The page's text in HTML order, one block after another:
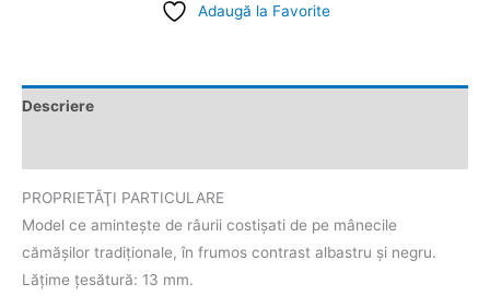
Adaugă la Favorite
Descriere
PROPRIETĂŢI PARTICULARE
Model ce aminteşte de râurii costişati de pe mânecile
cămăşilor tradiţionale, în frumos contrast albastru şi negru.
Lățime țesătură: 13 mm.